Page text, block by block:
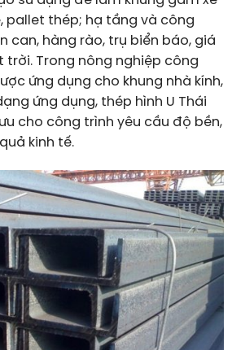
pallet thép; hạ tầng và công
can, hàng rào, trụ biển báo, giá
trời. Trong nông nghiệp công
ứng dụng cho khung nhà kính,
ứng dụng, thép hình U Thái
cho công trình yêu cầu độ bền,
kinh tế.